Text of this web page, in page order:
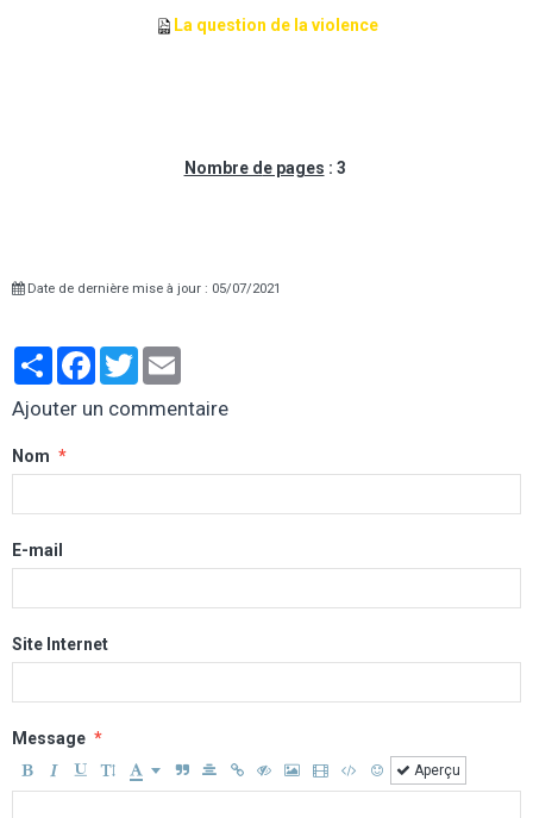
La question de la violence
Nombre d e pages : 3
Date de dernière mise à jour : 05/07/2021
PartagerFacebook
Twitter
Ajouter un commentaire
Nom
E-mail
Site Internet
Message
Aperçu